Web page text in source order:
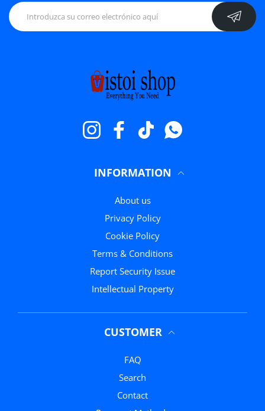
InstagramFacebookTikTokWhatsapp
INFORMATION
About us
Privacy Policy
Cookie Policy
Terms & Conditions
Report Security Issue
Intellectual Property
CUSTOMER
FAQ
Search
Contact